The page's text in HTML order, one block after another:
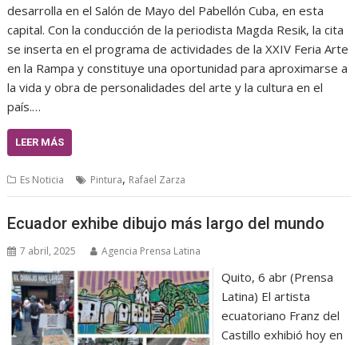
desarrolla en el Salón de Mayo del Pabellón Cuba, en esta
capital. Con la conducción de la periodista Magda Resik, la cita
se inserta en el programa de actividades de la XXIV Feria Arte
en la Rampa y constituye una oportunidad para aproximarse a
la vida y obra de personalidades del arte y la cultura en el
país.…
LEER MÁS
Es Noticia Pintura, Rafael Zarza
Ecuador exhibe dibujo más largo del mundo
7 abril, 2025 Agencia Prensa Latina
Quito, 6 abr (Prensa
Latina) El artista
ecuatoriano Franz del
Castillo exhibió hoy en